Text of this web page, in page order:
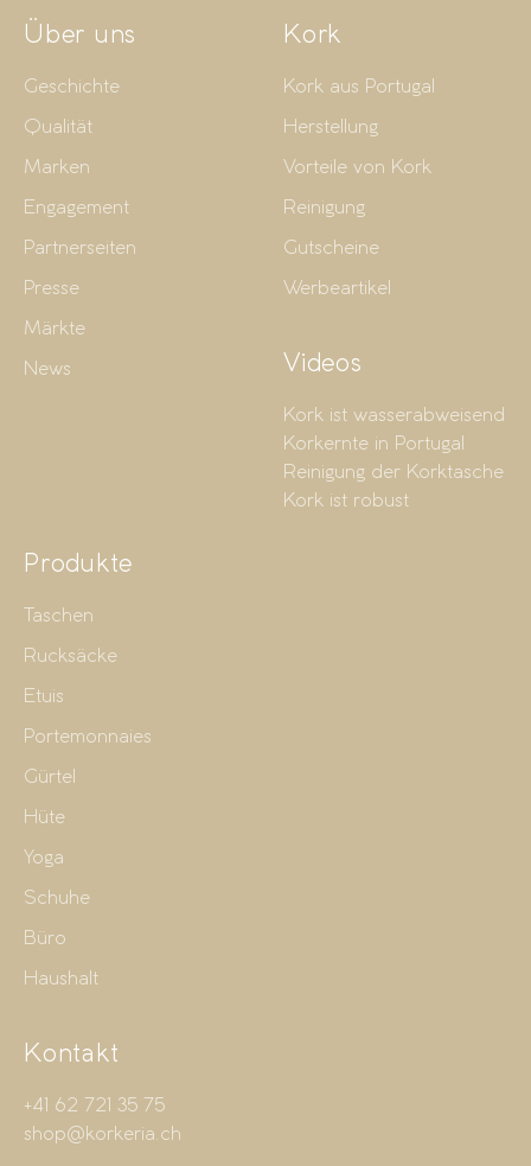
Über uns
Geschichte
Qualität
Marken
Engagement
Partnerseiten
Presse
Märkte
News
Kork
Kork aus Portugal
Herstellung
Vorteile von Kork
Reinigung
Gutscheine
Werbeartikel
Videos
Kork ist wasserabweisend
Korkernte in Portugal
Reinigung der Korktasche
Kork ist robust
Produkte
Taschen
Rucksäcke
Etuis
Portemonnaies
Gürtel
Hüte
Yoga
Schuhe
Büro
Haushalt
Kontakt
+41 62 721 35 75
shop@korkeria.ch